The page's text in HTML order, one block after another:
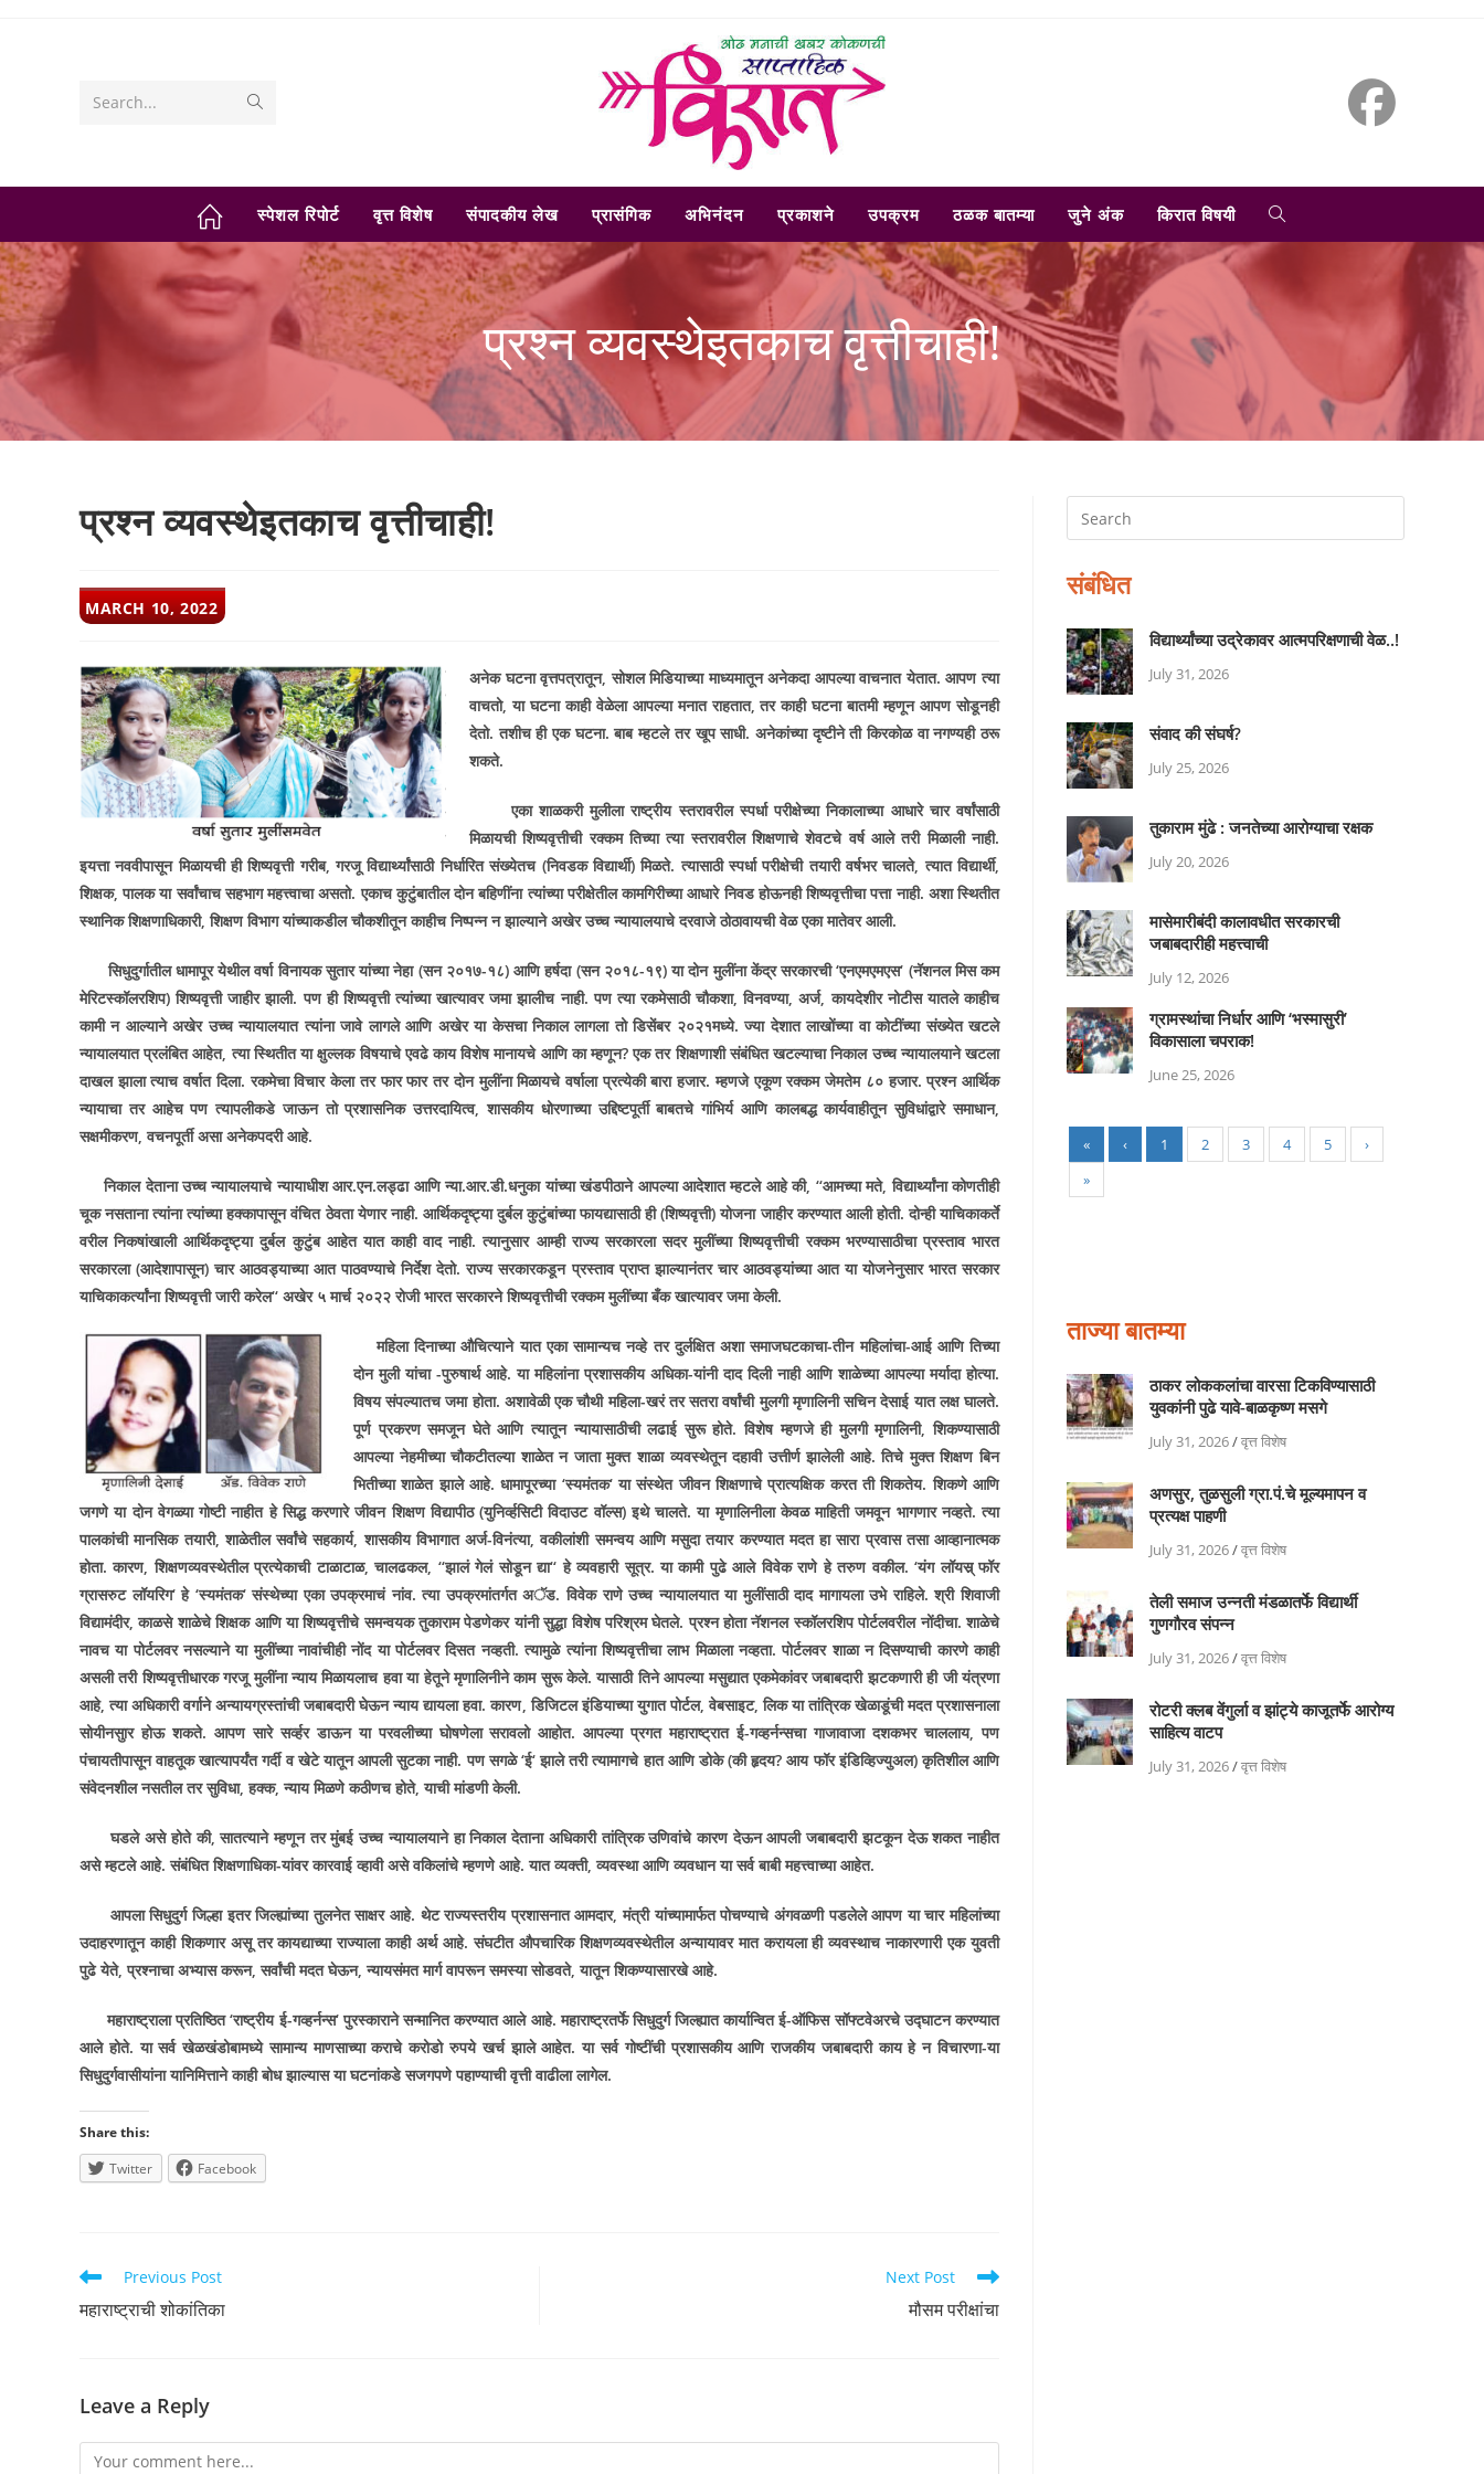
Search...
स्पेशल रिपोर्ट वृत्त विशेष संपादकीय लेख प्रासंगिक अभिनंदन प्रकाशने उपक्रम ठळक बातम्या जुने अंक किरात विषयी TOGGLE
SEARCH
प्रश्न व्यवस्थेइतकाच वृत्तीचाही!
प्रश्न व्यवस्थेइतकाच वृत्तीचाही!
POST
PUBLISHED:
MARCH 10, 2022
अनेक घटना वृत्तपत्रातून,सोशल मिडियाच्या माध्यमातून अनेकदा आपल्या वाचनात येतात. आपण त्या
वाचतो,या घटना काही वेळेला आपल्या मनात राहतात,तर काही घटना बातमी म्हणून आपण सोडूनही
देतो. तशीच ही एक घटना. बाब म्हटले तर खूप साधी. अनेकांच्या दृष्टीने ती किरकोळ वा नगण्यही ठरू
शकते.
एका शाळकरी मुलीला राष्ट्रीय स्तरावरील स्पर्धा परीक्षेच्या निकालाच्या आधारे चार वर्षांसाठी
मिळायची शिष्यवृत्तीची रक्कम तिच्या त्या स्तरावरील शिक्षणाचे शेवटचे वर्ष आले तरी मिळाली नाही.
इयत्ता नववीपासून मिळायची ही शिष्यवृत्ती गरीब,गरजू विद्यार्थ्यांसाठी निर्धारित संख्येतच (निवडक विद्यार्थी) मिळते. त्यासाठी स्पर्धा परीक्षेची तयारी वर्षभर चालते,त्यात विद्यार्थी,
शिक्षक,पालक या सर्वांचाच सहभाग महत्त्वाचा असतो. एकाच कुटुंबातील दोन बहिणींना त्यांच्या परीक्षेतील कामगिरीच्या आधारे निवड होऊनही शिष्यवृत्तीचा पत्ता नाही. अशा स्थितीत
स्थानिक शिक्षणाधिकारी,शिक्षण विभाग यांच्याकडील चौकशीतून काहीच निष्पन्न न झाल्याने अखेर उच्च न्यायालयाचे दरवाजे ठोठावायची वेळ एका मातेवर आली.
सिधुदुर्गातील धामापूर येथील वर्षा विनायक सुतार यांच्या नेहा (सन २०१७-१८) आणि हर्षदा (सन २०१८-१९) या दोन मुलींना केंद्र सरकारची‘एनएमएमएस‘ (नॅशनल मिस कम
मेरिटस्कॉलरशिप) शिष्यवृत्ती जाहीर झाली. पण ही शिष्यवृत्ती त्यांच्या खात्यावर जमा झालीच नाही. पण त्या रकमेसाठी चौकशा,विनवण्या,अर्ज,कायदेशीर नोटीस यातले काहीच
कामी न आल्याने अखेर उच्च न्यायालयात त्यांना जावे लागले आणि अखेर या केसचा निकाल लागला तो डिसेंबर २०२१मध्ये. ज्या देशात लाखोंच्या वा कोटींच्या संख्येत खटले
न्यायालयात प्रलंबित आहेत,त्या स्थितीत या क्षुल्लक विषयाचे एवढे काय विशेष मानायचे आणि का म्हणून?एक तर शिक्षणाशी संबंधित खटल्याचा निकाल उच्च न्यायालयाने खटला
दाखल झाला त्याच वर्षात दिला. रकमेचा विचार केला तर फार फार तर दोन मुलींना मिळायचे वर्षाला प्रत्येकी बारा हजार. म्हणजे एकूण रक्कम जेमतेम ८० हजार. प्रश्न आर्थिक
न्यायाचा तर आहेच पण त्यापलीकडे जाऊन तो प्रशासनिक उत्तरदायित्व,शासकीय धोरणाच्या उद्दिष्टपूर्ती बाबतचे गांभिर्य आणि कालबद्ध कार्यवाहीतून सुविधांद्वारे समाधान,
सक्षमीकरण,वचनपूर्ती असा अनेकपदरी आहे.
निकाल देताना उच्च न्यायालयाचे न्यायाधीश आर.एन.लड्ढा आणि न्या.आर.डी.धनुका यांच्या खंडपीठाने आपल्या आदेशात म्हटले आहे की, ‘‘आमच्या मते,विद्यार्थ्यांना कोणतीही
चूक नसताना त्यांना त्यांच्या हक्कापासून वंचित ठेवता येणार नाही. आर्थिकदृष्ट्या दुर्बल कुटुंबांच्या फायद्यासाठी ही (शिष्यवृत्ती) योजना जाहीर करण्यात आली होती. दोन्ही याचिकाकर्ते
वरील निकषांखाली आर्थिकदृष्ट्या दुर्बल कुटुंब आहेत यात काही वाद नाही. त्यानुसार आम्ही राज्य सरकारला सदर मुलींच्या शिष्यवृत्तीची रक्कम भरण्यासाठीचा प्रस्ताव भारत
सरकारला (आदेशापासून) चार आठवड्याच्या आत पाठवण्याचे निर्देश देतो. राज्य सरकारकडून प्रस्ताव प्राप्त झाल्यानंतर चार आठवड्यांच्या आत या योजनेनुसार भारत सरकार
याचिकाकर्त्यांना शिष्यवृत्ती जारी करेल‘‘ अखेर ५ मार्च २०२२ रोजी भारत सरकारने शिष्यवृत्तीची रक्कम मुलींच्या बँक खात्यावर जमा केली.
महिला दिनाच्या औचित्याने यात एका सामान्यच नव्हे तर दुर्लक्षित अशा समाजघटकाचा-तीन महिलांचा-आई आणि तिच्या
दोन मुली यांचा -पुरुषार्थ आहे. या महिलांना प्रशासकीय अधिका-यांनी दाद दिली नाही आणि शाळेच्या आपल्या मर्यादा होत्या.
विषय संपल्यातच जमा होता. अशावेळी एक चौथी महिला-खरं तर सतरा वर्षांची मुलगी मृणालिनी सचिन देसाई यात लक्ष घालते.
पूर्ण प्रकरण समजून घेते आणि त्यातून न्यायासाठीची लढाई सुरू होते. विशेष म्हणजे ही मुलगी मृणालिनी,शिकण्यासाठी
आपल्या नेहमीच्या चौकटीतल्या शाळेत न जाता मुक्त शाळा व्यवस्थेतून दहावी उत्तीर्ण झालेली आहे. तिचे मुक्त शिक्षण बिन
भितीच्या शाळेत झाले आहे. धामापूरच्या ‘स्यमंतक‘या संस्थेत जीवन शिक्षणाचे प्रात्यक्षिक करत ती शिकतेय. शिकणे आणि
जगणे या दोन वेगळ्या गोष्टी नाहीत हे सिद्ध करणारे जीवन शिक्षण विद्यापीठ (युनिर्व्हसिटी विदाउट वॉल्स) इथे चालते. या मृणालिनीला केवळ माहिती जमवून भागणार नव्हते. त्या
पालकांची मानसिक तयारी,शाळेतील सर्वांचे सहकार्य,शासकीय विभागात अर्ज-विनंत्या,वकीलांशी समन्वय आणि मसुदा तयार करण्यात मदत हा सारा प्रवास तसा आव्हानात्मक
होता. कारण,शिक्षणव्यवस्थेतील प्रत्येकाची टाळाटाळ,चालढकल, ‘‘झालं गेलं सोडून द्या‘‘हे व्यवहारी सूत्र. या कामी पुढे आले विवेक राणे हे तरुण वकील.‘यंग लॉयस्र् फॉर
ग्रासरुट लॉयरिग‘हे ‘स्यमंतक‘संस्थेच्या एका उपक्रमाचं नांव. त्या उपक्रमांतर्गत अॅड. विवेक राणे उच्च न्यायालयात या मुलींसाठी दाद मागायला उभे राहिले. श्री शिवाजी
विद्यामंदीर,काळसे शाळेचे शिक्षक आणि या शिष्यवृत्तीचे समन्वयक तुकाराम पेडणेकर यांनी सुद्धा विशेष परिश्रम घेतले. प्रश्न होता नॅशनल स्कॉलरशिप पोर्टलवरील नोंदीचा. शाळेचे
नावच या पोर्टलवर नसल्याने या मुलींच्या नावांचीही नोंद या पोर्टलवर दिसत नव्हती. त्यामुळे त्यांना शिष्यवृत्तीचा लाभ मिळाला नव्हता. पोर्टलवर शाळा न दिसण्याची कारणे काही
असली तरी शिष्यवृत्तीधारक गरजू मुलींना न्याय मिळायलाच हवा या हेतूने मृणालिनीने काम सुरू केले. यासाठी तिने आपल्या मसुद्यात एकमेकांवर जबाबदारी झटकणारी ही जी यंत्रणा
आहे,त्या अधिकारी वर्गाने अन्यायग्रस्तांची जबाबदारी घेऊन न्याय द्यायला हवा. कारण,डिजिटल इंडियाच्या युगात पोर्टल,वेबसाइट,लिक या तांत्रिक खेळाडूंची मदत प्रशासनाला
सोयीनसुार होऊ शकते. आपण सारे सर्व्हर डाऊन या परवलीच्या घोषणेला सरावलो आहोत. आपल्या प्रगत महाराष्ट्रात ई-गव्हर्नन्सचा गाजावाजा दशकभर चाललाय,पण
पंचायतीपासून वाहतूक खात्यापर्यंत गर्दी व खेटे यातून आपली सुटका नाही. पण सगळे‘ई‘झाले तरी त्यामागचे हात आणि डोके (की हृदय?आय फॉर इंडिव्हिज्युअल) कृतिशील आणि
संवेदनशील नसतील तर सुविधा,हक्क,न्याय मिळणे कठीणच होते,याची मांडणी केली.
घडले असे होते की,सातत्याने म्हणून तर मुंबई उच्च न्यायालयाने हा निकाल देताना अधिकारी तांत्रिक उणिवांचे कारण देऊन आपली जबाबदारी झटकून देऊ शकत नाहीत
असे म्हटले आहे. संबंधित शिक्षणाधिका-यांवर कारवाई व्हावी असे वकिलांचे म्हणणे आहे. यात व्यक्ती,व्यवस्था आणि व्यवधान या सर्व बाबी महत्त्वाच्या आहेत.
आपला सिधुदुर्ग जिल्हा इतर जिल्ह्यांच्या तुलनेत साक्षर आहे. थेट राज्यस्तरीय प्रशासनात आमदार,मंत्री यांच्यामार्फत पोचण्याचे अंगवळणी पडलेले आपण या चार महिलांच्या
उदाहरणातून काही शिकणार असू तर कायद्याच्या राज्याला काही अर्थ आहे. संघटीत औपचारिक शिक्षणव्यवस्थेतील अन्यायावर मात करायला ही व्यवस्थाच नाकारणारी एक युवती
पुढे येते,प्रश्नाचा अभ्यास करून,सर्वांची मदत घेऊन,न्यायसंमत मार्ग वापरून समस्या सोडवते,यातून शिकण्यासारखे आहे.
महाराष्ट्राला प्रतिष्ठित‘राष्ट्रीय ई-गव्हर्नन्स‘पुरस्काराने सन्मानित करण्यात आले आहे. महाराष्ट्रतर्फे सिधुदुर्ग जिल्ह्यात कार्यान्वित ई-ऑफिस सॉफ्टवेअरचे उद्घाटन करण्यात
आले होते. या सर्व खेळखंडोबामध्ये सामान्य माणसाच्या कराचे करोडो रुपये खर्च झाले आहेत. या सर्व गोष्टींची प्रशासकीय आणि राजकीय जबाबदारी काय हे न विचारणा-या
सिधुदुर्गवासीयांना यानिमित्ताने काही बोध झाल्यास या घटनांकडे सजगपणे पहाण्याची वृत्ती वाढीला लागेल.
Share this:
Twitter
Facebook
Read
articles
Previous Post
महाराष्ट्राची शोकांतिका
Next Post
मौसम परीक्षांचा
Leave a Reply
Comment
संबंधित
विद्यार्थ्यांच्या उद्रेकावर आत्मपरिक्षणाची वेळ..!
July 31, 2026
संवाद की संघर्ष?
July 25, 2026
तुकाराम मुंढे : जनतेच्या आरोग्याचा रक्षक
July 20, 2026
मासेमारीबंदी कालावधीत सरकारची
जबाबदारीही महत्त्वाची
July 12, 2026
ग्रामस्थांचा निर्धार आणि ‘भस्मासुरी’
विकासाला चपराक!
June 25, 2026
« ‹ 1 2 3 4 5
›
»
ताज्या बातम्या
ठाकर लोककलांचा वारसा टिकविण्यासाठी
युवकांनी पुढे यावे-बाळकृष्ण मसगे
July 31, 2026/वृत्त विशेष
अणसुर, तुळसुली ग्रा.पं.चे मूल्यमापन व
प्रत्यक्ष पाहणी
July 31, 2026/वृत्त विशेष
तेली समाज उन्नती मंडळातर्फे विद्यार्थी
गुणगौरव संपन्न
July 31, 2026/वृत्त विशेष
रोटरी क्लब वेंगुर्ला व झांट्ये काजूतर्फे आरोग्य
साहित्य वाटप
July 31, 2026/वृत्त विशेष